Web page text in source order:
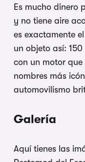
Es mucho dinero
y no tiene aire
es exactamente
un objeto así:
con un motor
nombres más
automovilismo
Galería
Aquí tienes las